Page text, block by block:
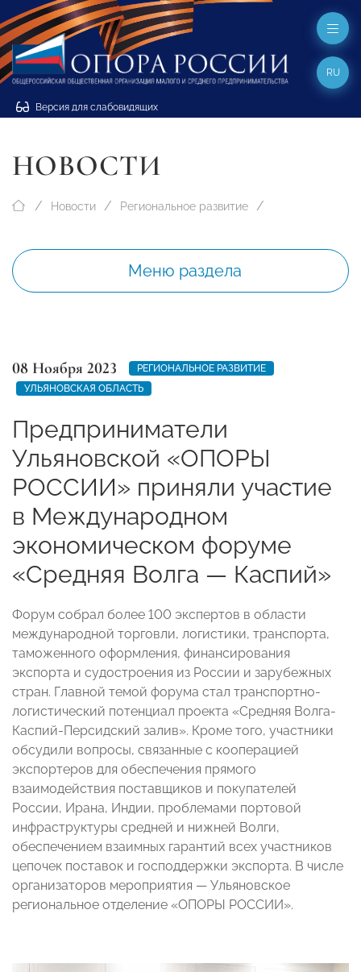
Версия для слабовидящих
RU
НОВОСТИ
Новости Региональное развитие
Меню раздела
08 Ноября 2023
РЕГИОНАЛЬНОЕ РАЗВИТИЕ
УЛЬЯНОВСКАЯ ОБЛАСТЬ
Предприниматели
Ульяновской «ОПОРЫ
РОССИИ» приняли участие
в Международном
экономическом форуме
«Средняя Волга — Каспий»
Форум собрал более 100 экспертов в области
международной торговли, логистики, транспорта,
таможенного оформления, финансирования
экспорта и судостроения из России и зарубежных
стран. Главной темой форума стал транспортно-
логистический потенциал проекта «Средняя Волга-
Каспий-Персидский залив». Кроме того, участники
обсудили вопросы, связанные с кооперацией
экспортеров для обеспечения прямого
взаимодействия поставщиков и покупателей
России, Ирана, Индии, проблемами портовой
инфраструктуры средней и нижней Волги,
обеспечением взаимных гарантий всех участников
цепочек поставок и господдержки экспорта. В числе
организаторов мероприятия — Ульяновское
региональное отделение «ОПОРЫ РОССИИ».